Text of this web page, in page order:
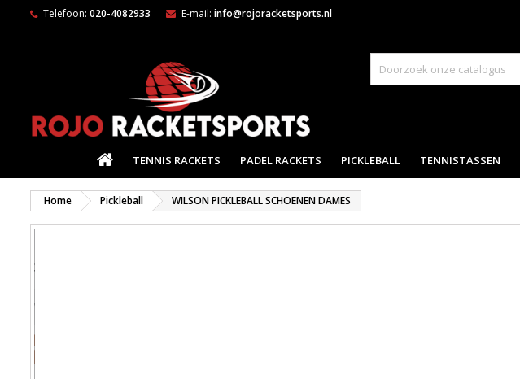
Telefoon: 020-4082933 E-mail: info@rojoracketsports.nl
HOMETENNIS RACKETS PADEL RACKETS PICKLEBALL TENNISTASSEN
Home Pickleball WILSON PICKLEBALL SCHOENEN DAMES